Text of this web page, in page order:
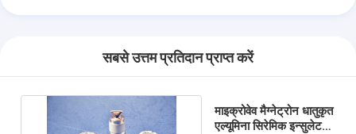
सबसे उत्तम प्रतिदान प्राप्त करें
माइक्रोवेव मैग्नेट्रोन धातुकृत
एल्यूमिना सिरेमिक इन्सुलेटर